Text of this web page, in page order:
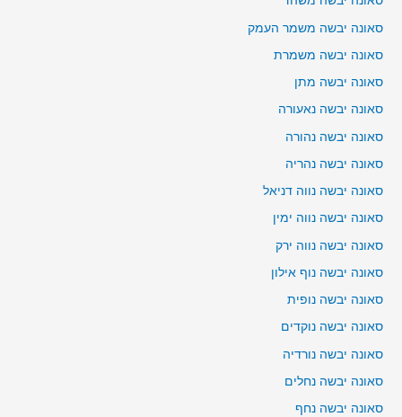
סאונה יבשה משמר העמק
סאונה יבשה משמרת
סאונה יבשה מתן
סאונה יבשה נאעורה
סאונה יבשה נהורה
סאונה יבשה נהריה
סאונה יבשה נווה דניאל
סאונה יבשה נווה ימין
סאונה יבשה נווה ירק
סאונה יבשה נוף אילון
סאונה יבשה נופית
סאונה יבשה נוקדים
סאונה יבשה נורדיה
סאונה יבשה נחלים
סאונה יבשה נחף